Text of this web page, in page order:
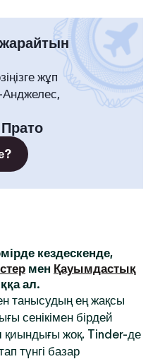
жарайтын
жұп
Прато
кездескенде,
мен Қауымдастық
ал.
танысудың ең жақсы
сенікімен бірдей
қиындығы жоқ. Tinder-де
түнгі базар